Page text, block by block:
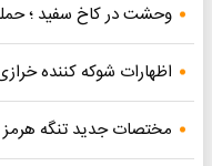
وحشت در کاخ سفید ؛
اظهارات شوکه کننده
مختصات جدید تنگه هرمز